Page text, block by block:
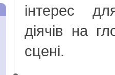
інтерес
діячів на
сцені.